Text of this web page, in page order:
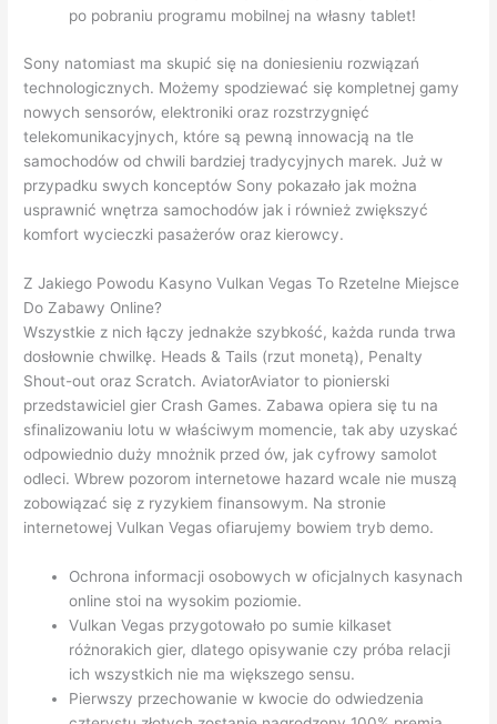
po pobraniu programu mobilnej na własny tablet!
Sony natomiast ma skupić się na doniesieniu rozwiązań
technologicznych. Możemy spodziewać się kompletnej gamy
nowych sensorów, elektroniki oraz rozstrzygnięć
telekomunikacyjnych, które są pewną innowacją na tle
samochodów od chwili bardziej tradycyjnych marek. Już w
przypadku swych konceptów Sony pokazało jak można
usprawnić wnętrza samochodów jak i również zwiększyć
komfort wycieczki pasażerów oraz kierowcy.
Z Jakiego Powodu Kasyno Vulkan Vegas To Rzetelne Miejsce
Do Zabawy Online?
Wszystkie z nich łączy jednakże szybkość, każda runda trwa
dosłownie chwilkę. Heads & Tails (rzut monetą), Penalty
Shout-out oraz Scratch. AviatorAviator to pionierski
przedstawiciel gier Crash Games. Zabawa opiera się tu na
sfinalizowaniu lotu w właściwym momencie, tak aby uzyskać
odpowiednio duży mnożnik przed ów, jak cyfrowy samolot
odleci. Wbrew pozorom internetowe hazard wcale nie muszą
zobowiązać się z ryzykiem finansowym. Na stronie
internetowej Vulkan Vegas ofiarujemy bowiem tryb demo.
Ochrona informacji osobowych w oficjalnych kasynach
online stoi na wysokim poziomie.
Vulkan Vegas przygotowało po sumie kilkaset
różnorakich gier, dlatego opisywanie czy próba relacji
ich wszystkich nie ma większego sensu.
Pierwszy przechowanie w kwocie do odwiedzenia